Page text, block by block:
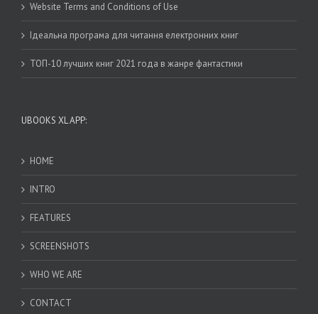
Website Terms and Conditions of Use
Ідеальна програма для читання електронних книг
ТОП-10 лучших книг 2021 года в жанре фантастики
UBOOKS XL APP:
HOME
INTRO
FEATURES
SCREENSHOTS
WHO WE ARE
CONTACT